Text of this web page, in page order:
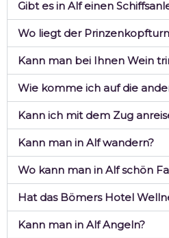
Gibt es in Alf einen
Wo liegt der
Kann man bei Ihnen Wein
Wie komme ich auf die
Kann ich mit dem Zug
Kann man in Alf wandern?
Wo kann man in Alf schön
Hat das Bömers Hotel
Kann man in Alf Angeln?